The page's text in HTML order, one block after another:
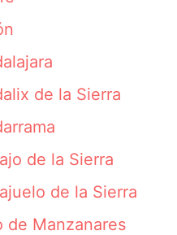
de la Sierra
de la Sierra
de la Sierra
de Manzanares